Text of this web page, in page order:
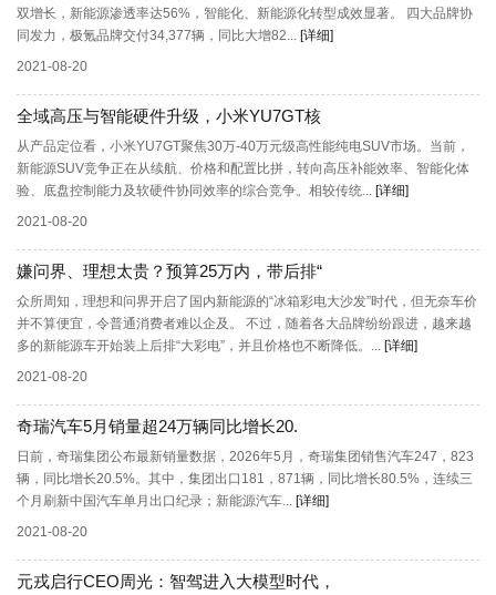
双增长，新能源渗透率达56%，智能化、新能源化转型成效显著。 四大品牌协
同发力，极氪品牌交付34,377辆，同比大增82... [详细]
2021-08-20
全域高压与智能硬件升级，小米YU7GT核
从产品定位看，小米YU7GT聚焦30万-40万元级高性能纯电SUV市场。当前，
新能源SUV竞争正在从续航、价格和配置比拼，转向高压补能效率、智能化体
验、底盘控制能力及软硬件协同效率的综合竞争。相较传统... [详细]
2021-08-20
嫌问界、理想太贵？预算25万内，带后排“
众所周知，理想和问界开启了国内新能源的“冰箱彩电大沙发”时代，但无奈车价
并不算便宜，令普通消费者难以企及。 不过，随着各大品牌纷纷跟进，越来越
多的新能源车开始装上后排“大彩电”，并且价格也不断降低。... [详细]
2021-08-20
奇瑞汽车5月销量超24万辆同比增长20.
日前，奇瑞集团公布最新销量数据，2026年5月，奇瑞集团销售汽车247，823
辆，同比增长20.5%。其中，集团出口181，871辆，同比增长80.5%，连续三
个月刷新中国汽车单月出口纪录；新能源汽车... [详细]
2021-08-20
元戎启行CEO周光：智驾进入大模型时代，